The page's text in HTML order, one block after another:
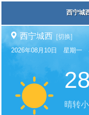
西宁城
西宁城西 [切换]
2026年08月10日 星期一
28
晴转